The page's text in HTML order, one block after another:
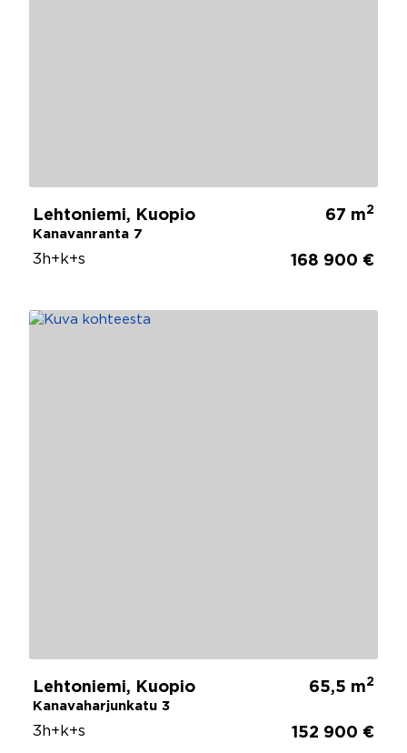
Lehtoniemi, Kuopio
Kanavanranta 7
67 m2
3h+k+s 168 900 €
Lehtoniemi, Kuopio
Kanavaharjunkatu 3
65,5 m2
3h+k+s 152 900 €